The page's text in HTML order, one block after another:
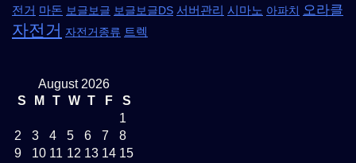
전거 마돈 보글보글 보글보글DS 서버관리 시마노 아파치 오라클
자전거 자전거종류 트렉
August 2026
S
M T W T F
S
1
2
3 4 5 6 7
8
9
10 11 12 13 14 15